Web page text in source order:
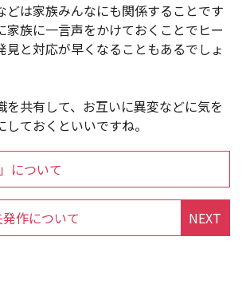
どは家族みんなにも関係することです
家族に一言声をかけておくことでヒー
見と対応が早くなることもあるでしょ
を共有して、お互いに異変などに気を
ておくといいですね。
について
NEXT
作について